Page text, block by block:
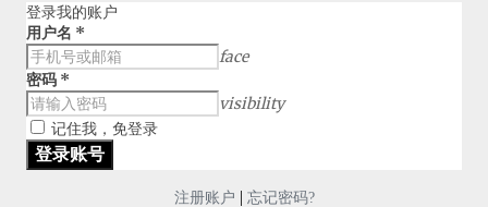
登录我的账户
用户名 *
face
密码 *
visibility
记住我，免登录
注册账户 | 忘记密码?